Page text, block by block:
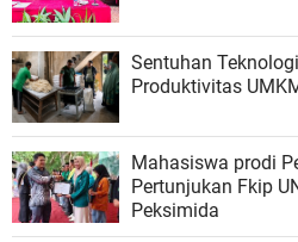
Sentuhan
Produktivitas
Mahasiswa prodi
Pertunjukan Fkip
Peksimida